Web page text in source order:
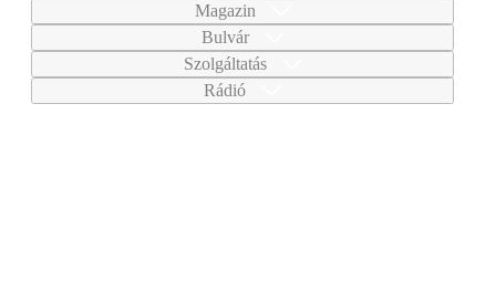
Magazin
Bulvár
Szolgáltatás
Rádió